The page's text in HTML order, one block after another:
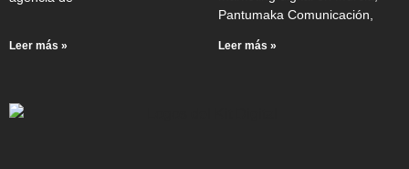
Leer más »
Pantumaka Comunicación,
Leer más »